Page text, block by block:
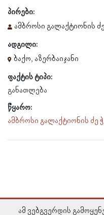
პირები:
ამბროსი გალაქტიონის
ადგილი:
ბაქო, აზერბაიჯანი
ფაქტის ტიპი:
განათლება
წყარო:
ამბროსი გალაქტიონის ძე
ამ ვებგვერდის